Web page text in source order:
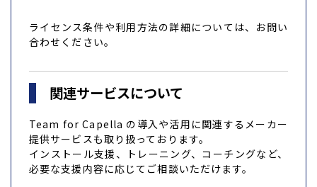
ライセンス条件や利用方法の詳細については、お問い
合わせください。
関連サービスについて
Team for Capella の導入や活用に関連するメーカー
提供サービスも取り扱っております。
インストール支援、トレーニング、コーチングなど、
必要な支援内容に応じてご相談いただけます。